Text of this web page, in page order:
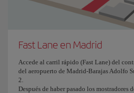
Fast Lane en Madrid
Accede al carril rápido (Fast Lane) del
del aeropuerto de Madrid-Barajas Adolfo
2.
Después de haber pasado los mostradores